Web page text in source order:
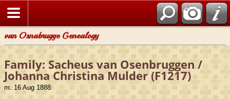
van Osnabrugge Genealogy
Family: Sacheus van Osenbruggen /
Johanna Christina Mulder (F1217)
m. 16 Aug 1888